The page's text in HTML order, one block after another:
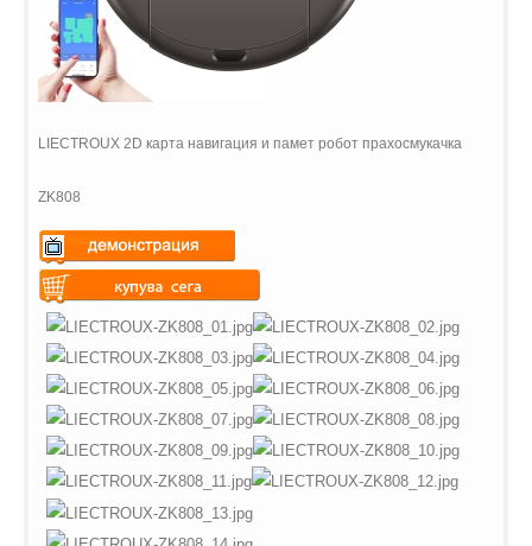
LIECTROUX 2D карта навигация и памет робот прахосмукачка
ZK808
Warning
$vii_demo_video_text in
/web/m.liectroux-
global.com/includes/templates/theme100/templates/
on line35
Warning: Undefined variable
$vii_buy_now_text in
/web/m.liectroux-
global.com/includes/templates/theme100/templates/
on line